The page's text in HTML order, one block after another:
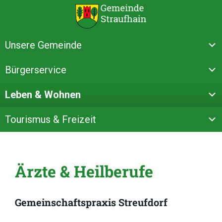
Unsere Gemeinde
Bürgerservice
Leben & Wohnen
Tourismus & Freizeit
Ärzte & Heilberufe
Gemeinschaftspraxis Streufdorf